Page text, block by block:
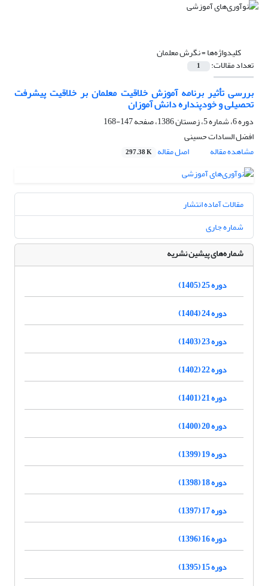
کلیدواژه‌ها =نگرش معلمان
تعداد مقالات: 1
بررسی تأثیر برنامه آموزش خلاقیت معلمان بر خلاقیت پیشرفت
تحصیلی و خودپنداره دانش آموزان
دوره 6، شماره 5، زمستان 1386، صفحه
147-168
افضل السادات حسینی
مشاهده مقاله
اصل مقاله 297.38 K
مقالات آماده انتشار
شماره جاری
شماره‌های پیشین نشریه
دوره 25 (1405)
دوره 24 (1404)
دوره 23 (1403)
دوره 22 (1402)
دوره 21 (1401)
دوره 20 (1400)
دوره 19 (1399)
دوره 18 (1398)
دوره 17 (1397)
دوره 16 (1396)
دوره 15 (1395)